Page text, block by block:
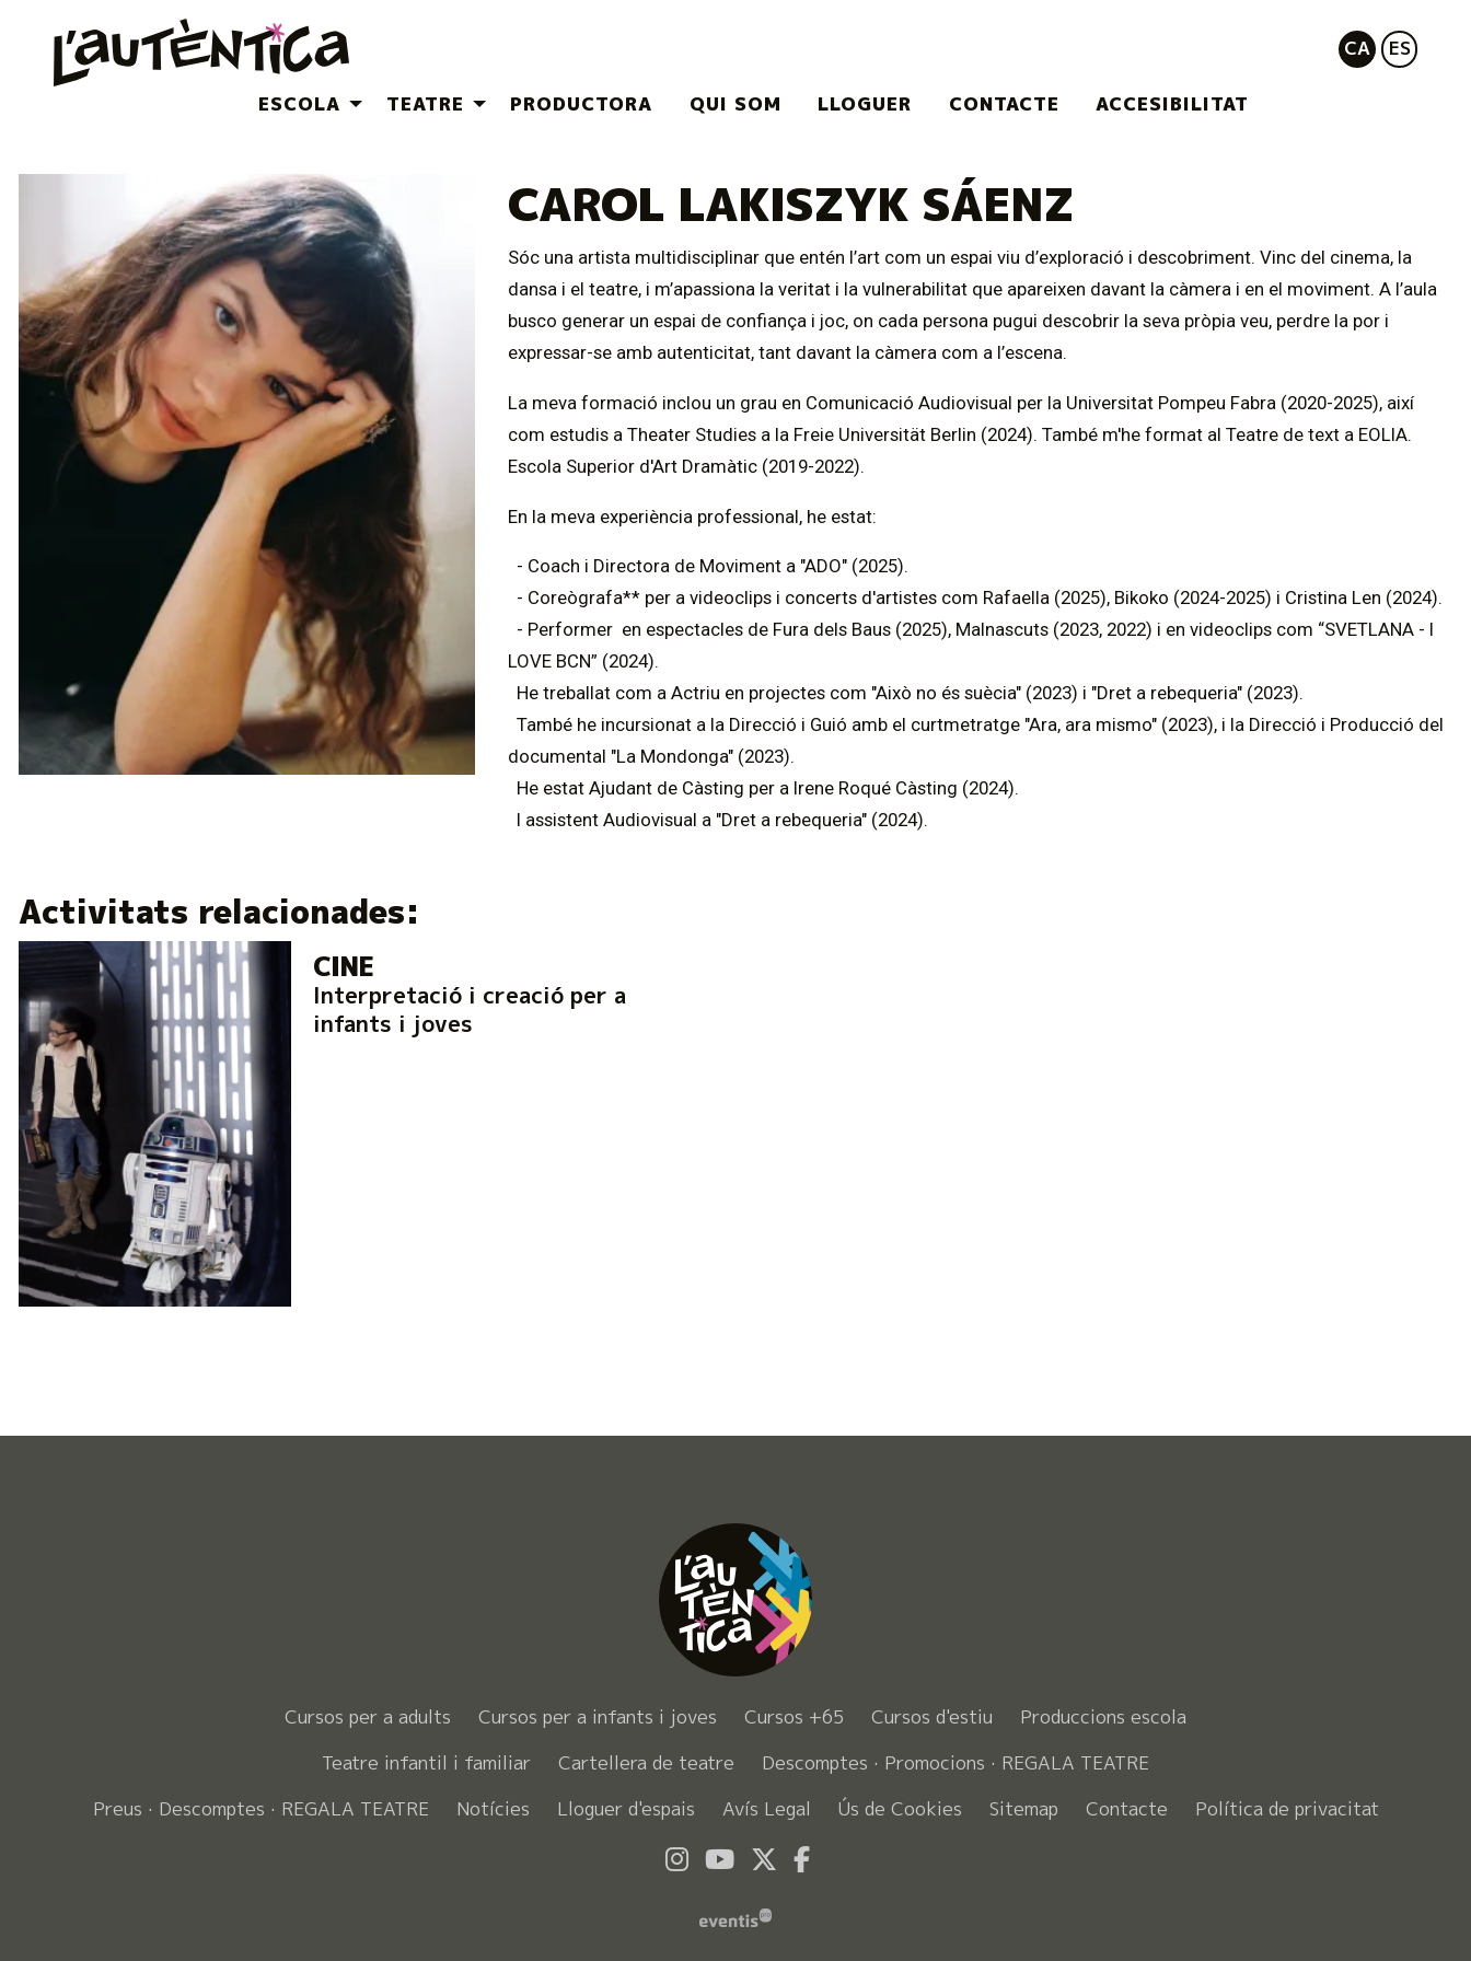
CA ES
ESCOLA TEATRE PRODUCTORA QUI SOM LLOGUER CONTACTE ACCESIBILITAT
CAROL LAKISZYK SÁENZ
Sóc una artista multidisciplinar que entén l’art com un espai viu d’exploració i descobriment. Vinc del cinema, la
dansa i el teatre, i m’apassiona la veritat i la vulnerabilitat que apareixen davant la càmera i en el moviment. A l’aula
busco generar un espai de confiança i joc, on cada persona pugui descobrir la seva pròpia veu, perdre la por i
expressar-se amb autenticitat, tant davant la càmera com a l’escena.
La meva formació inclou un grau en Comunicació Audiovisual per la Universitat Pompeu Fabra (2020-2025), així
com estudis a Theater Studies a la Freie Universität Berlin (2024). També m'he format al Teatre de text a EOLIA.
Escola Superior d'Art Dramàtic (2019-2022).
En la meva experiència professional, he estat:
- Coach i Directora de Moviment a "ADO" (2025).
- Coreògrafa** per a videoclips i concerts d'artistes com Rafaella (2025), Bikoko (2024-2025) i Cristina Len (2024).
- Performer en espectacles de Fura dels Baus (2025), Malnascuts (2023, 2022) i en videoclips com “SVETLANA - I
LOVE BCN” (2024).
He treballat com a Actriu en projectes com "Això no és suècia" (2023) i "Dret a rebequeria" (2023).
També he incursionat a la Direcció i Guió amb el curtmetratge "Ara, ara mismo" (2023), i la Direcció i Producció del
documental "La Mondonga" (2023).
He estat Ajudant de Càsting per a Irene Roqué Càsting (2024).
I assistent Audiovisual a "Dret a rebequeria" (2024).
Activitats relacionades:
CINE
Interpretació i creació per a
infants i joves
Cursos per a adults Cursos per a infants i joves Cursos +65 Cursos d'estiu
Produccions escola
Teatre infantil i familiar
Cartellera de teatre
Descomptes · Promocions · REGALA TEATRE
Preus · Descomptes · REGALA TEATRE
Notícies Lloguer d'espais Avís Legal Ús de Cookies Sitemap Contacte Política de privacitat
Link a instagram
Link a youtube
Link a twitter
Link a facebook